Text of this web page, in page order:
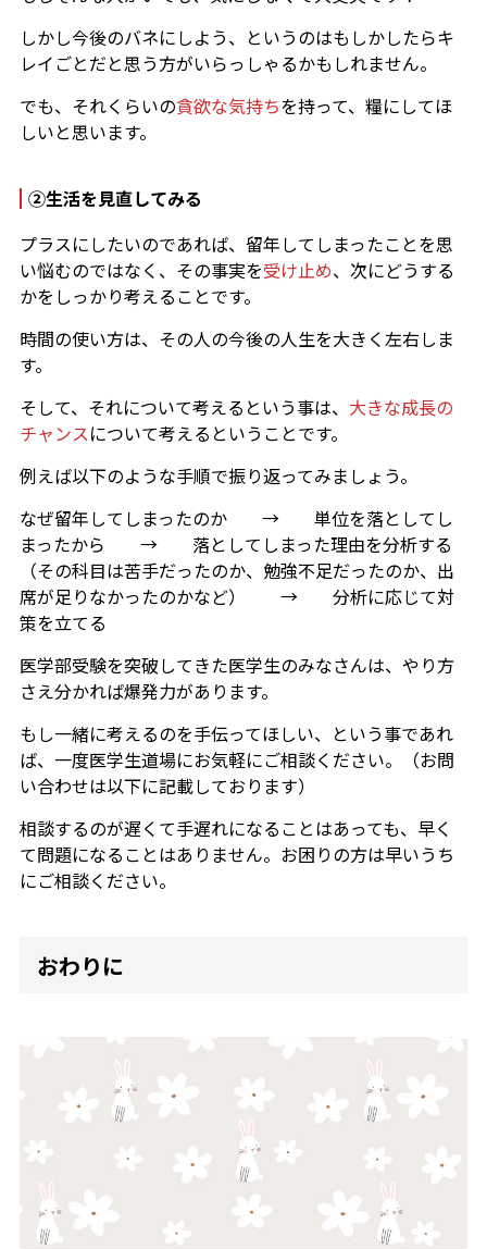
しかし今後のバネにしよう、というのはもしかしたらキ
レイごとだと思う方がいらっしゃるかもしれません。
でも、それくらいの貪欲な気持ちを持って、糧にしてほ
しいと思います。
②生活を見直してみる
プラスにしたいのであれば、留年してしまったことを思
い悩むのではなく、その事実を受け止め、次にどうする
かをしっかり考えることです。
時間の使い方は、その人の今後の人生を大きく左右しま
す。
そして、それについて考えるという事は、 大きな成長の
チャンスについて考えるということです。
例えば以下のような手順で振り返ってみましょう。
なぜ留年してしまったのか → 単位を落としてし
まったから → 落としてしまった理由を分析する
（その科目は苦手だったのか、勉強不足だったのか、出
席が足りなかったのかなど） → 分析に応じて対
策を立てる
医学部受験を突破してきた医学生のみなさんは、やり方
さえ分かれば爆発力があります。
もし一緒に考えるのを手伝ってほしい、という事であれ
ば、一度医学生道場にお気軽にご相談ください。（お問
い合わせは以下に記載しております）
相談するのが遅くて手遅れになることはあっても、早く
て問題になることはありません。お困りの方は早いうち
にご相談ください。
おわりに